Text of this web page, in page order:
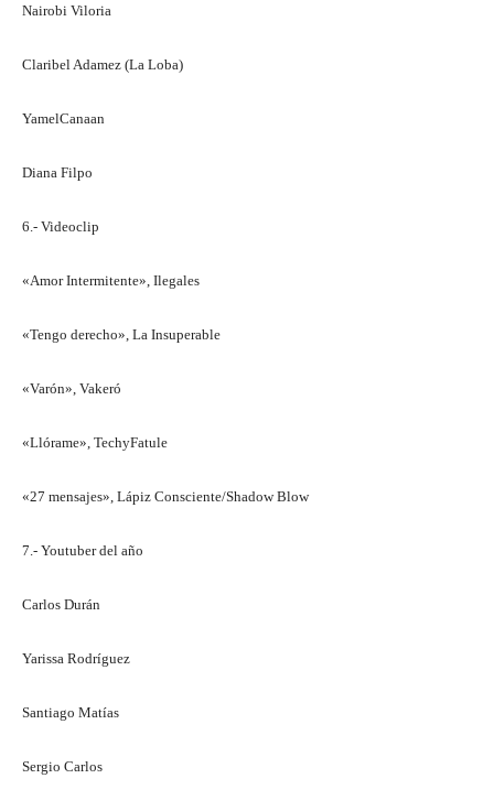
Nairobi Viloria
Claribel Adamez (La Loba)
YamelCanaan
Diana Filpo
6.- Videoclip
«Amor Intermitente», Ilegales
«Tengo derecho», La Insuperable
«Varón», Vakeró
«Llórame», TechyFatule
«27 mensajes», Lápiz Consciente/Shadow Blow
7.- Youtuber del año
Carlos Durán
Yarissa Rodríguez
Santiago Matías
Sergio Carlos